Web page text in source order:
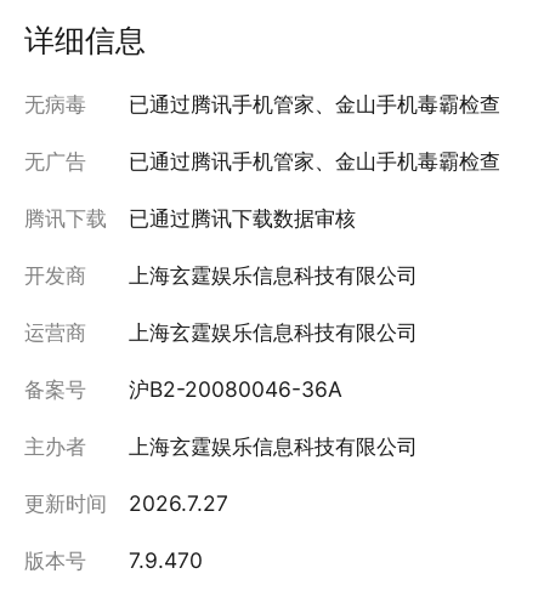
详细信息
无病毒 已通过腾讯手机管家、金山手机毒霸检查
无广告 已通过腾讯手机管家、金山手机毒霸检查
腾讯下载 已通过腾讯下载数据审核
开发商 上海玄霆娱乐信息科技有限公司
运营商 上海玄霆娱乐信息科技有限公司
备案号 沪B2-20080046-36A
主办者 上海玄霆娱乐信息科技有限公司
更新时间 2026.7.27
版本号 7.9.470